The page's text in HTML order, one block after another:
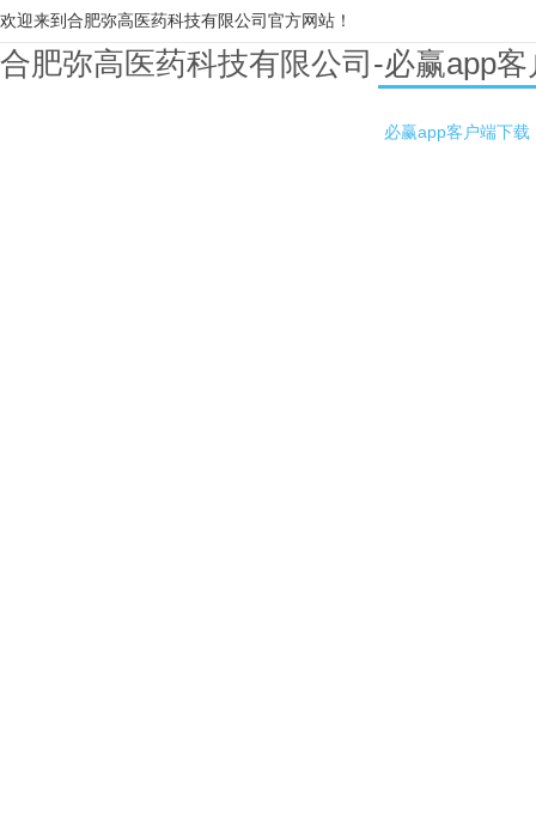
欢迎来到合肥弥高医药科技有限公司官方网站！
合肥弥高医药科技有限公司-必赢app
必赢app客户端下载